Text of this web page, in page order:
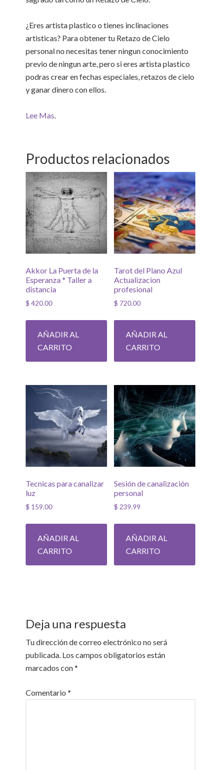
¿Eres artista plastico o tienes inclinaciones
artisticas? Para obtener tu Retazo de Cielo
personal no necesitas tener ningun conocimiento
previo de ningun arte, pero si eres artista plastico
podras crear en fechas especiales, retazos de cielo
y ganar dinero con ellos.
Lee Mas.
Productos relacionados
Akkor La Puerta de la
Esperanza * Taller a
distancia
$ 420.00
AÑADIR AL
CARRITO
Tarot del Plano Azul
Actualizacion
profesional
$ 720.00
AÑADIR AL
CARRITO
Tecnicas para canalizar
luz
$ 159.00
AÑADIR AL
CARRITO
Sesión de canalización
personal
$ 239.99
AÑADIR AL
CARRITO
Deja una respuesta
Tu dirección de correo electrónico no será
publicada. Los campos obligatorios están
marcados con*
Comentario*